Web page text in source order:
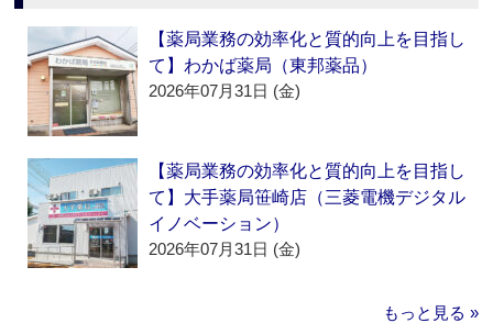
【薬局業務の効率化と質的向上を目指し
て】わかば薬局（東邦薬品）
2026年07月31日 (金)
【薬局業務の効率化と質的向上を目指し
て】大手薬局笹崎店（三菱電機デジタル
イノベーション）
2026年07月31日 (金)
もっと見る »